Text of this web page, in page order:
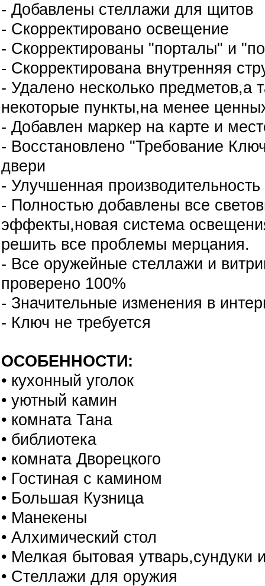
- Добавлены стеллажи для щитов
- Скорректировано освещение
- Скорректированы "порталы" и
- Скорректирована внутренняя
- Удалено несколько предметов,а
некоторые пункты,на менее
- Добавлен маркер на карте и
- Восстановлено "Требование
двери
- Улучшенная производительность
- Полностью добавлены все
эффекты,новая система
решить все проблемы мерцания.
- Все оружейные стеллажи и
проверено 100%
- Значительные изменения в
- Ключ не требуется
ОСОБЕННОСТИ:
• кухонный уголок
• уютный камин
• комната Тана
• библиотека
• комната Дворецкого
• Гостиная с камином
• Большая Кузница
• Манекены
• Алхимический стол
• Мелкая бытовая утварь,сундуки
• Стеллажи для оружия